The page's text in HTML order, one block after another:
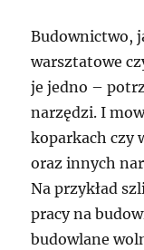
Budownictwo,
warsztatowe
je jedno –
narzędzi. I
koparkach czy
oraz innych
Na przykład
pracy na
budowlane